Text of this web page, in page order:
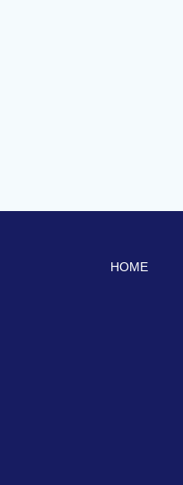
HOME